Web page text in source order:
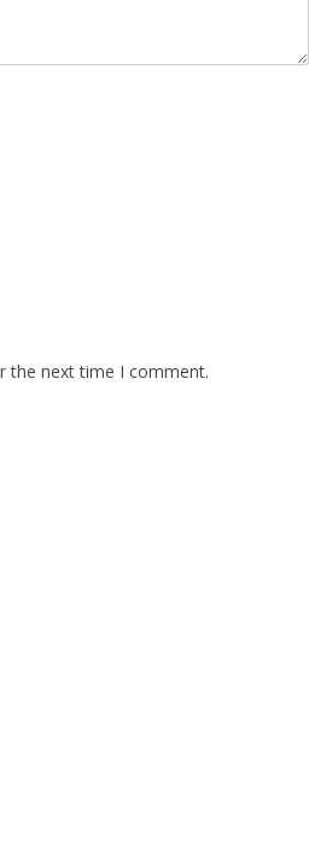
the next time I comment.